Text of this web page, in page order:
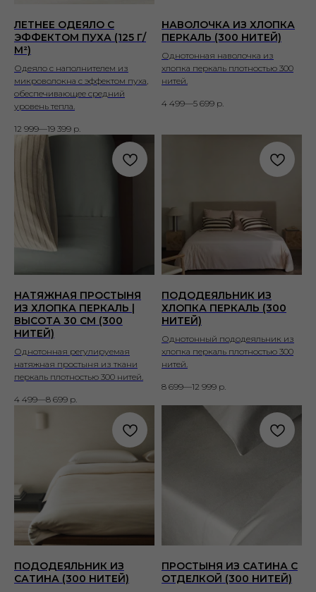
ЛЕТНЕЕ ОДЕЯЛО С
ЭФФЕКТОМ ПУХА (125 Г/
М²)
Одеяло с наполнителем из
микроволокна с эффектом пуха,
обеспечивающее средний
уровень тепла.
12 999—19 399 р.
НАВОЛОЧКА ИЗ ХЛОПКА
ПЕРКАЛЬ (300 НИТЕЙ)
Однотонная наволочка из
хлопка перкаль плотностью 300
нитей.
4 499—5 699 р.
НАТЯЖНАЯ ПРОСТЫНЯ
ИЗ ХЛОПКА ПЕРКАЛЬ |
ВЫСОТА 30 СМ (300
НИТЕЙ)
Однотонная регулируемая
натяжная простыня из ткани
перкаль плотностью 300 нитей.
4 499—8 699 р.
ПОДОДЕЯЛЬНИК ИЗ
ХЛОПКА ПЕРКАЛЬ (300
НИТЕЙ)
Однотонный пододеяльник из
хлопка перкаль плотностью 300
нитей.
8 699—12 999 р.
ПОДОДЕЯЛЬНИК ИЗ
САТИНА (300 НИТЕЙ)
ПРОСТЫНЯ ИЗ САТИНА С
ОТДЕЛКОЙ (300 НИТЕЙ)